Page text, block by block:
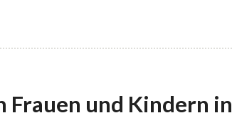
und Kindern in